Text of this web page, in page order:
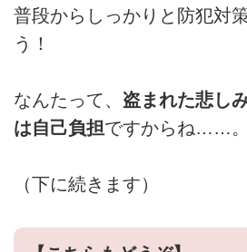
普段からしっかりと防犯対
う！
なんたって、 盗まれた悲し
は自己負担ですからね……。
（下に続きます）